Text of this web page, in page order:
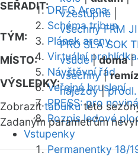
DRFG Arena
Schéma tribun
Plánek areny
Virtuální prohlídka
Návštěvní řád
Veřejné bruslení
PRESS: pro
Rozpis ledové
Vstupenky
Permanentky 18/
SEŘADIT:
vzestupně
TÝM:
všechny FRM
PRO SLA SOK
MÍSTO:
všude|doma|
VÝSLEDKY:
všechny|
nájezdy|
Zobrazittabulkutéto
Zadaným parametrům